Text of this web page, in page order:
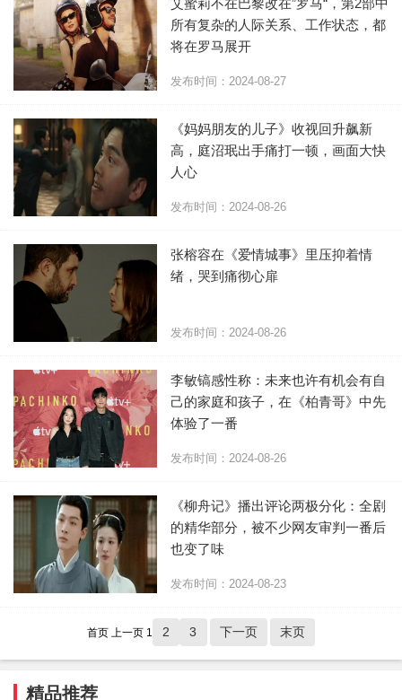
艾蜜莉不在巴黎改在”罗马“，第2部中
所有复杂的人际关系、工作状态，都
将在罗马展开
发布时间：2024-08-27
《妈妈朋友的儿子》收视回升飙新
高，庭沼珉出手痛打一顿，画面大快
人心
发布时间：2024-08-26
张榕容在《爱情城事》里压抑着情
绪，哭到痛彻心扉
发布时间：2024-08-26
李敏镐感性称：未来也许有机会有自
己的家庭和孩子，在《柏青哥》中先
体验了一番
发布时间：2024-08-26
《柳舟记》播出评论两极分化：全剧
的精华部分，被不少网友审判一番后
也变了味
发布时间：2024-08-23
首页 上一页 1 2 3 下一页 末页
精品推荐